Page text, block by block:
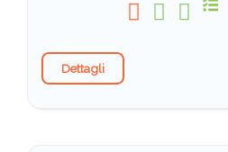
Dettagli